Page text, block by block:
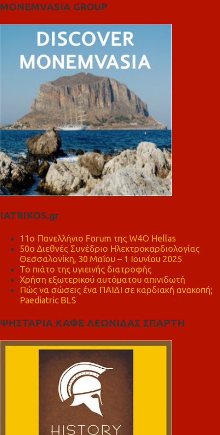
MONEMVASIA GROUP
IATRIKOS.gr
11ο Πανελλήνιο Forum της W4O Hellas
50ο Διεθνές Συνέδριο Ηλεκτροκαρδιολογίας
Θεσσαλονίκη, 30 Μαΐου – 1 Ιουνίου 2025
Το πιάτο της υγιεινής διατροφής
Χρήση εξωτερικού αυτόματου απινιδωτή
Πώς να σώσεις ένα ΠΑΙΔΙ σε καρδιακή ανακοπή;
Paediatric BLS
ΨΗΣΤΑΡΙΑ ΚΑΦΕ ΛΕΩΝΙΔΑΣ ΣΠΑΡΤΗ